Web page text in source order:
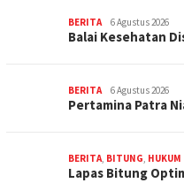
BERITA 6 Agustus 2026
Balai Kesehatan
BERITA 6 Agustus 2026
Pertamina Patra
BERITA, BITUNG, HUKUM
Lapas Bitung